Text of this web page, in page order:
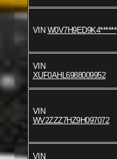
VIN W0V7H9ED9K4******
VIN
XUF0AHL6988009952
VIN
WV2ZZZ7HZ9H097072
VIN